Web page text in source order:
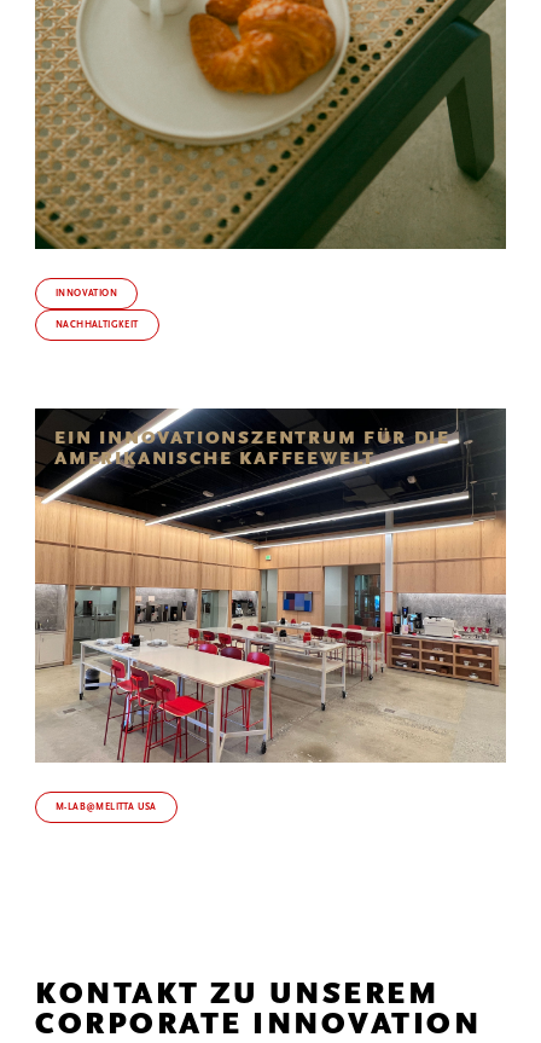
INNOVATION
NACHHALTIGKEIT
EIN INNOVATIONSZENTRUM FÜR DIE
AMERIKANISCHE KAFFEEWELT
M-LAB@MELITTA USA
KONTAKT ZU UNSEREM
CORPORATE INNOVATION